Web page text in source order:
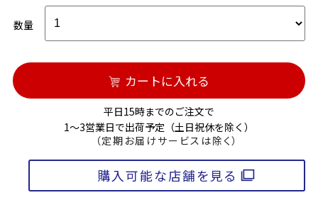
数量
カートに入れる
平日15時までのご注文で
1～3営業日で出荷予定（土日祝休を除く）
（定期お届けサービスは除く）
購入可能な店舗を見る